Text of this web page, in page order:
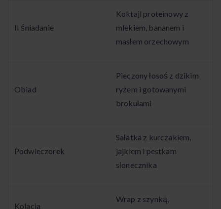
II śniadanie
Koktajl proteinowy z
mlekiem, bananem i
masłem orzechowym
Obiad
Pieczony łosoś z dzikim
ryżem i gotowanymi
brokułami
Podwieczorek
Sałatka z kurczakiem,
jajkiem i pestkam
słonecznika
Kolacja
Wrap z szynką,